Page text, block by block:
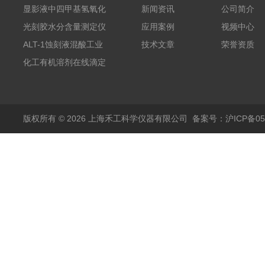
显影液中四甲基氢氧化
铵的浓度测定仪
光刻胶水分含量测定仪
AKF-C6
ALT-1蚀刻液混酸工业
在线滴定分析仪
化工有机溶剂在线滴定
新闻资讯
应用案例
技术文章
公司简介
视频中心
荣誉资质
版权所有 © 2026 上海禾工科学仪器有限公司 备案号：沪ICP备